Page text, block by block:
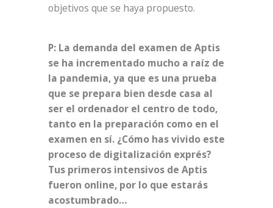
objetivos que se haya propuesto.
P: La demanda del examen de Aptis
se ha incrementado mucho a raíz de
la pandemia, ya que es una prueba
que se prepara bien desde casa al
ser el ordenador el centro de todo,
tanto en la preparación como en el
examen en sí. ¿Cómo has vivido este
proceso de digitalización exprés?
Tus primeros intensivos de Aptis
fueron online, por lo que estarás
acostumbrado…